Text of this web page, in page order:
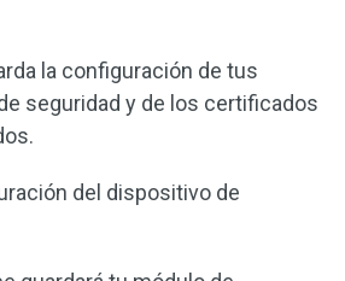
la configuración de tus
seguridad y de los certificados
del dispositivo de